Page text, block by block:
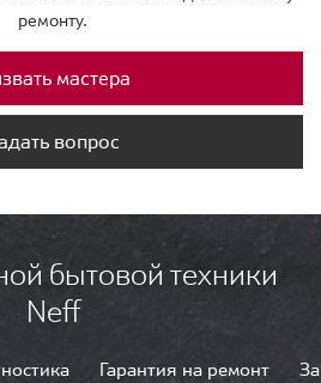
ремонту.
мастера
вопрос
бытовой техники
Neff
Гарантия на ремонт